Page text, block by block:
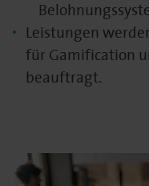
Leistungen
für Gamification
beauftragt.